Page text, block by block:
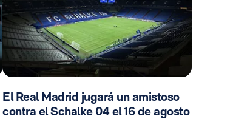
El Real Madrid jugará un amistoso
contra el Schalke 04 el 16 de agosto